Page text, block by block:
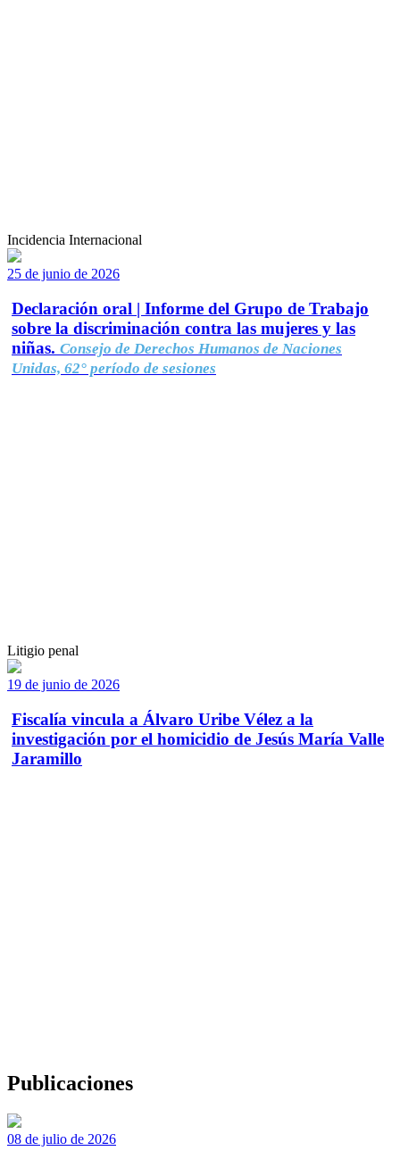
Incidencia Internacional
25 de junio de 2026
Declaración oral | Informe del Grupo de Trabajo
sobre la discriminación contra las mujeres y las
niñas. Consejo de Derechos Humanos de Naciones
Unidas, 62° período de sesiones
Litigio penal
19 de junio de 2026
Fiscalía vincula a Álvaro Uribe Vélez a la
investigación por el homicidio de Jesús María Valle
Jaramillo
Publicaciones
08 de julio de 2026